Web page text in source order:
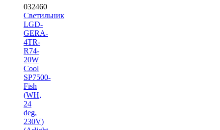
032460
Светильник
LGD-
GERA-
4TR-
R74-
20W
Cool
SP7500-
Fish
(WH,
24
deg,
230V)